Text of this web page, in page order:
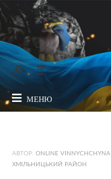
МЕНЮ
АВТОР: ONLINE VINNYCHCHYNA
ХМІЛЬНИЦЬКИЙ РАЙОН